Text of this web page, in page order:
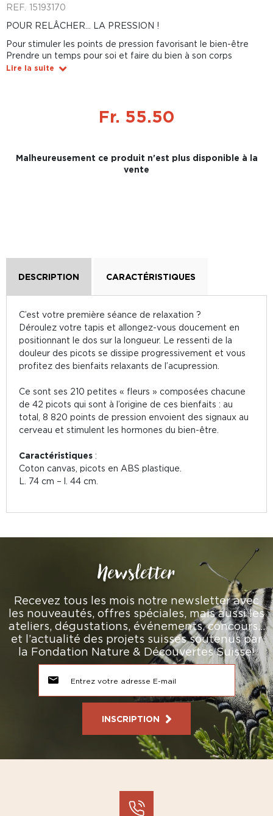
REF. 15193170
POUR RELÂCHER... LA PRESSION !
Pour stimuler les points de pression favorisant le bien-être
Prendre un temps pour soi et faire du bien à son corps
Lire la suite
Fr. 55.50
Malheureusement ce produit n'est plus disponible à la
vente
DESCRIPTION CARACTÉRISTIQUES
C’est votre première séance de relaxation ?
Déroulez votre tapis et allongez-vous doucement en
positionnant le dos sur la longueur. Le ressenti de la
douleur des picots se dissipe progressivement et vous
profitez des bienfaits relaxants de l’acupression.
Ce sont ses 210 petites « fleurs » composées chacune
de 42 picots qui sont à l’origine de ces bienfaits : au
total, 8 820 points de pression envoient des signaux au
cerveau et stimulent les hormones du bien-être.
Caractéristiques :
Coton canvas, picots en ABS plastique.
L. 74 cm – l. 44 cm.
Newsletter
Recevez tous les mois notre newsletter avec
les nouveautés, offres spéciales, mais aussi les
ateliers, dégustations, événements, concours…
et l’actualité des projets suisses soutenus par
la Fondation Nature & Découvertes Suisse!
INSCRIPTION